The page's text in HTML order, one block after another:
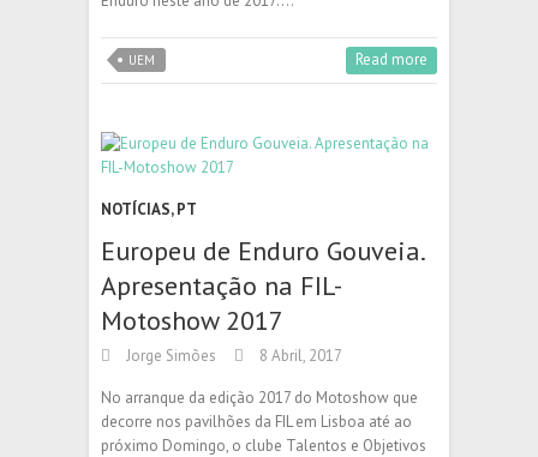
UEM Read more
NOTÍCIAS,PT
Europeu de Enduro Gouveia.
Apresentação na FIL-
Motoshow 2017
Jorge Simões 8 Abril, 2017
No arranque da edição 2017 do Motoshow que
decorre nos pavilhões da FIL em Lisboa até ao
próximo Domingo, o clube Talentos e Objetivos